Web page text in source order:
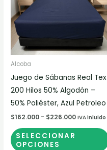
Alcoba
Juego de Sábanas Real Tex
200 Hilos 50% Algodón –
50% Poliéster, Azul Petroleo
$162.000 - $226.000
$226.000
IVA inluido
SELECCIONAR
OPCIONES